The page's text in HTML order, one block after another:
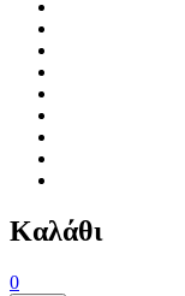
Καλάθι
0